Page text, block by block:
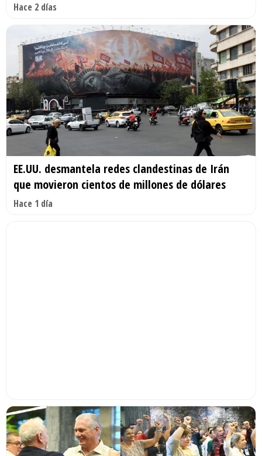
Hace 2 días
EE.UU. desmantela redes clandestinas de Irán
que movieron cientos de millones de dólares
Hace 1 día